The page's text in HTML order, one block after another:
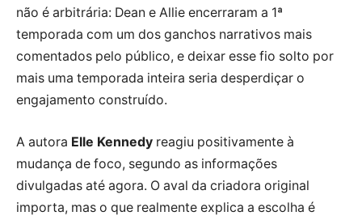
não é arbitrária: Dean e Allie encerraram a 1ª
temporada com um dos ganchos narrativos mais
comentados pelo público, e deixar esse fio solto por
mais uma temporada inteira seria desperdiçar o
engajamento construído.
A autora Elle Kennedy reagiu positivamente à
mudança de foco, segundo as informações
divulgadas até agora. O aval da criadora original
importa, mas o que realmente explica a escolha é